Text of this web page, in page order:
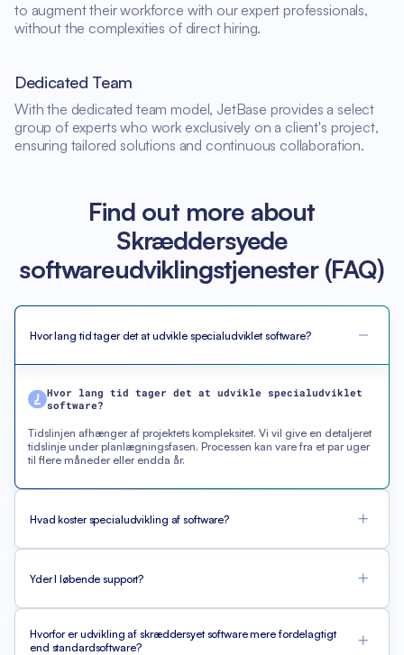
to augment their workforce with our expert professionals,
without the complexities of direct hiring.
Dedicated Team
With the dedicated team model, JetBase provides a select
group of experts who work exclusively on a client's project,
ensuring tailored solutions and continuous collaboration.
Find out more about
Skræddersyede
softwareudviklingstjenester (FAQ)
Hvor lang tid tager det at udvikle specialudviklet software?
Hvor lang tid tager det at udvikle specialudviklet
software?
Tidslinjen afhænger af projektets kompleksitet. Vi vil give en detaljeret
tidslinje under planlægningsfasen. Processen kan vare fra et par uger
til flere måneder eller endda år.
Hvad koster specialudvikling af software?
Yder I løbende support?
Hvorfor er udvikling af skræddersyet software mere fordelagtigt
end standardsoftware?